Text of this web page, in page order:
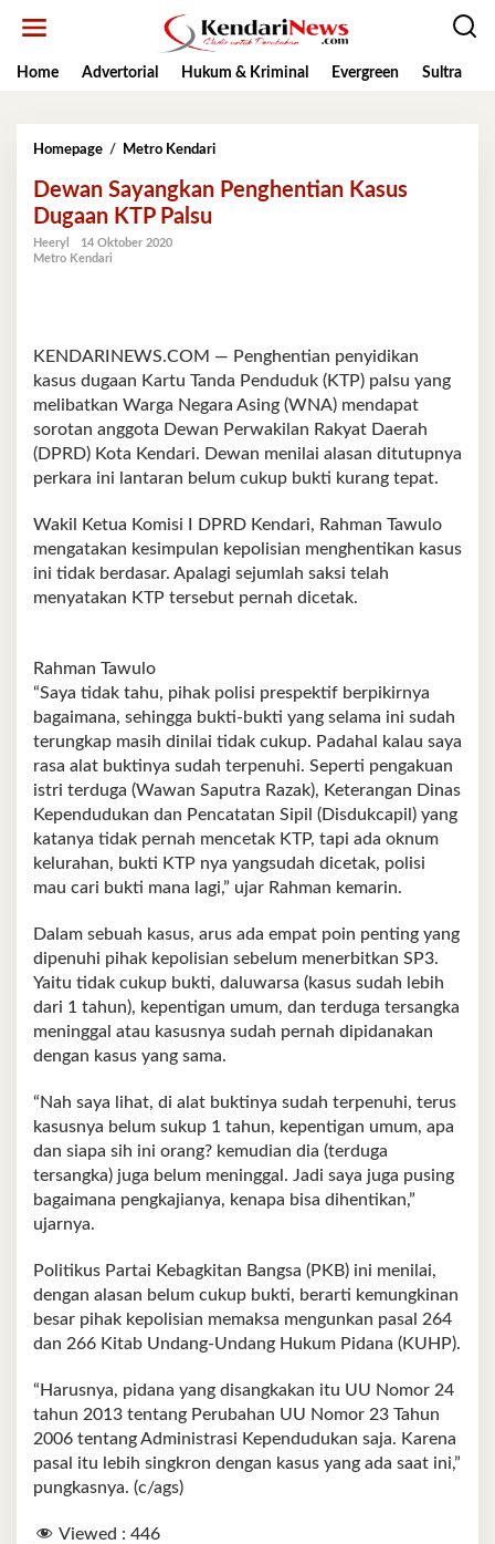
Home
Advertorial Hukum & Kriminal Evergreen Sultra
Homepage / Metro KendariDewan
Penghentian
Dewan Sayangkan Penghentian Kasus
Dugaan KTP Palsu
Heeryl
14 Oktober 2020
Metro Kendari
KENDARINEWS.COM — Penghentian penyidikan
kasus dugaan Kartu Tanda Penduduk (KTP) palsu yang
melibatkan Warga Negara Asing (WNA) mendapat
sorotan anggota Dewan Perwakilan Rakyat Daerah
(DPRD) Kota Kendari. Dewan menilai alasan ditutupnya
perkara ini lantaran belum cukup bukti kurang tepat.
Wakil Ketua Komisi I DPRD Kendari, Rahman Tawulo
mengatakan kesimpulan kepolisian menghentikan kasus
ini tidak berdasar. Apalagi sejumlah saksi telah
menyatakan KTP tersebut pernah dicetak.
Rahman Tawulo
“Saya tidak tahu, pihak polisi prespektif berpikirnya
bagaimana, sehingga bukti-bukti yang selama ini sudah
terungkap masih dinilai tidak cukup. Padahal kalau saya
rasa alat buktinya sudah terpenuhi. Seperti pengakuan
istri terduga (Wawan Saputra Razak), Keterangan Dinas
Kependudukan dan Pencatatan Sipil (Disdukcapil) yang
katanya tidak pernah mencetak KTP, tapi ada oknum
kelurahan, bukti KTP nya yangsudah dicetak, polisi
mau cari bukti mana lagi,” ujar Rahman kemarin.
Dalam sebuah kasus, arus ada empat poin penting yang
dipenuhi pihak kepolisian sebelum menerbitkan SP3.
Yaitu tidak cukup bukti, daluwarsa (kasus sudah lebih
dari 1 tahun), kepentigan umum, dan terduga tersangka
meninggal atau kasusnya sudah pernah dipidanakan
dengan kasus yang sama.
“Nah saya lihat, di alat buktinya sudah terpenuhi, terus
kasusnya belum sukup 1 tahun, kepentigan umum, apa
dan siapa sih ini orang? kemudian dia (terduga
tersangka) juga belum meninggal. Jadi saya juga pusing
bagaimana pengkajianya, kenapa bisa dihentikan,”
ujarnya.
Politikus Partai Kebagkitan Bangsa (PKB) ini menilai,
dengan alasan belum cukup bukti, berarti kemungkinan
besar pihak kepolisian memaksa mengunkan pasal 264
dan 266 Kitab Undang-Undang Hukum Pidana (KUHP).
“Harusnya, pidana yang disangkakan itu UU Nomor 24
tahun 2013 tentang Perubahan UU Nomor 23 Tahun
2006 tentang Administrasi Kependudukan saja. Karena
pasal itu lebih singkron dengan kasus yang ada saat ini,”
pungkasnya. (c/ags)
Viewed : 446